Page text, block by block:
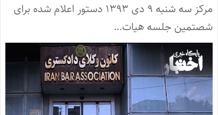
مرکز سه شنبه ۹ دی ۱۳۹۳ دستور اعلام شده برای
شصتمین جلسه هیات…